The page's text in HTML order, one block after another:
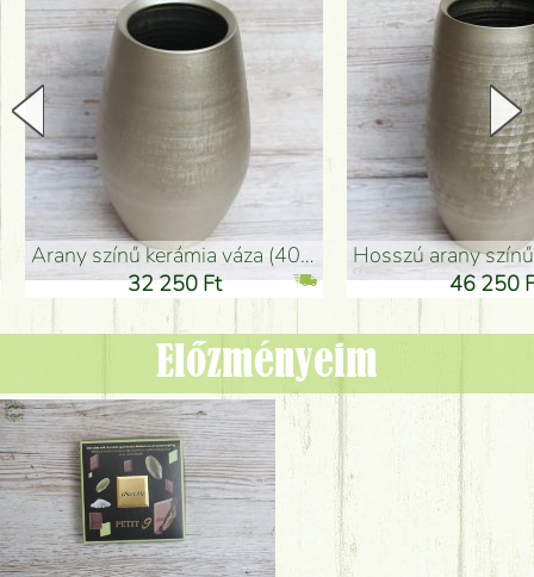
arany színű kerámia váza (40x26cm)
32 250 Ft
hosszú arany színű
46 250 Ft
Előzményeim